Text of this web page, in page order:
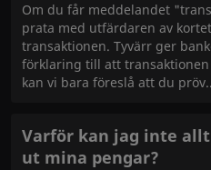
Om du får meddelandet
prata med utfärdaren av
transaktionen. Tyvärr ger
förklaring till att
kan vi bara föreslå att du pröv
Varför kan jag inte
ut mina pengar?